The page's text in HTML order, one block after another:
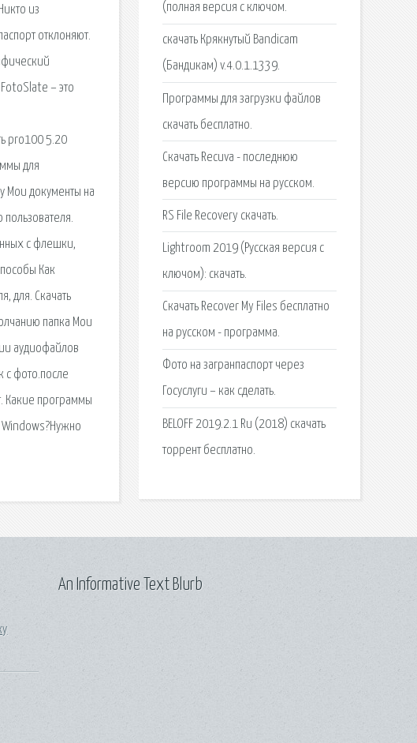
из
отклоняют.
– это
pro100 5.20
для
Мои документы на
с флешки,
Как
для. Скачать
папка Мои
аудиофайлов
с фото.после
Какие программы
Windows?Нужно
(полная версия c ключом.
скачать Крякнутый Bandicam
(Бандикам) v.4.0.1.1339.
Программы для загрузки файлов
скачать бесплатно.
Скачать Recuva - последнюю
версию программы на русском.
RS File Recovery скачать.
Lightroom 2019 (Русская версия с
ключом): скачать.
Скачать Recover My Files бесплатно
на русском - программа.
Фото на загранпаспорт через
Госуслуги – как сделать.
BELOFF 2019.2.1 Ru (2018) скачать
торрент бесплатно.
An Informative Text Blurb